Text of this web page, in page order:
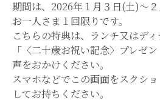
期間は、2026年１月３日(土)～２
お一人さま１回限りです。
こちらの特典は、ランチ又はデ
「〈二十歳お祝い記念〉プレゼ
声をおかけください。
スマホなどでこの画面をスクシ
してお持ちください。